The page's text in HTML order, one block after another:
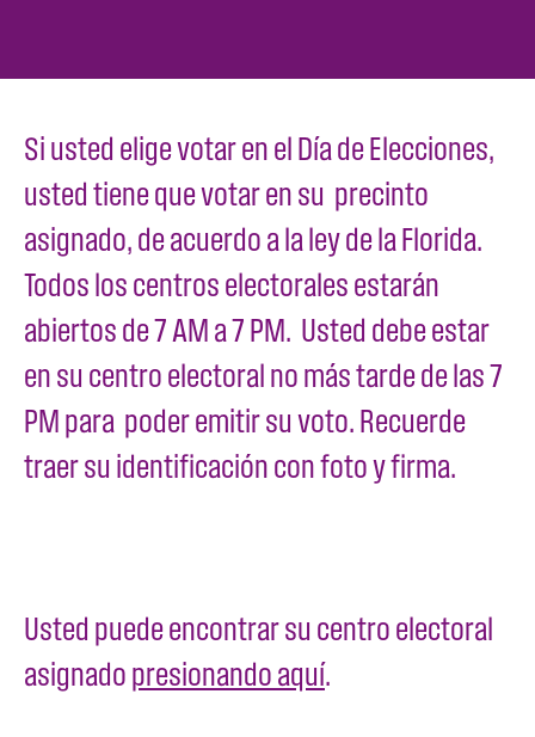
Si usted elige votar en el Día de Elecciones,
usted tiene que votar en su precinto
asignado, de acuerdo a la ley de la Florida.
Todos los centros electorales estarán
abiertos de 7 AM a 7 PM. Usted debe estar
en su centro electoral no más tarde de las 7
PM para poder emitir su voto. Recuerde
traer su identificación con foto y firma.
Usted puede encontrar su centro electoral
asignado presionando aquí.